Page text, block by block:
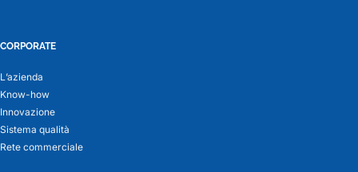
CORPORATE
L’azienda
Know-how
Innovazione
Sistema qualità
Rete commerciale